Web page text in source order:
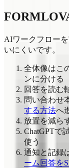
AIワークフロー
いにくいです。
全体像はこ
ンに分ける
回答を読む
問い合わせ
する方法へ
放置を減ら
ChatGPTで
使う
通知と記録
ーム回答を